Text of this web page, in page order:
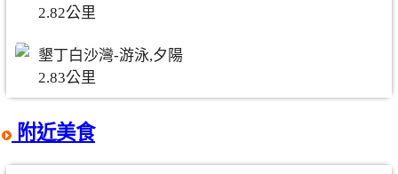
2.82公里
墾丁白沙灣-游泳,夕陽
2.83公里
附近美食